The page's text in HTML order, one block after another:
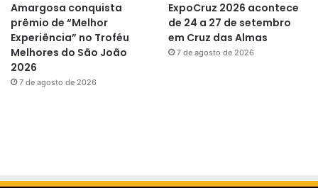
Amargosa conquista
prêmio de “Melhor
Experiência” no Troféu
Melhores do São João
2026
7 de agosto de 2026
ExpoCruz 2026 acontece
de 24 a 27 de setembro
em Cruz das Almas
7 de agosto de 2026